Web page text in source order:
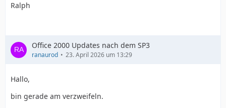
Ralph
Office 2000 Updates nach dem SP3
ranaurod 23. April 2026 um 13:29
Hallo,
bin gerade am verzweifeln.